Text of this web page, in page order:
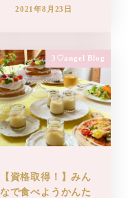
2021年8月23日
3♡angel Blog
【資格取得！】みん
なで食べようかんた